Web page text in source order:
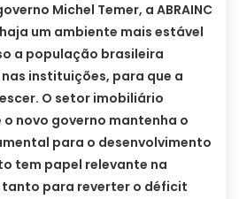
Michel Temer, a ABRAINC
um ambiente mais estável
a população brasileira
instituições, para que a
O setor imobiliário
novo governo mantenha o
para o desenvolvimento
tem papel relevante na
para reverter o déficit